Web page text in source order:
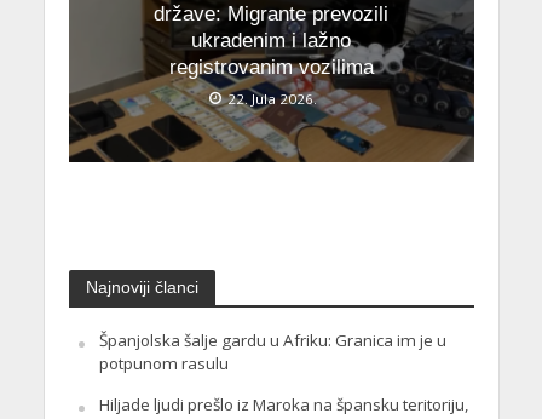
države: Migrante prevozili
ukradenim i lažno
registrovanim vozilima
22. Jula 2026.
Najnoviji članci
Španjolska šalje gardu u Afriku: Granica im je u
potpunom rasulu
Hiljade ljudi prešlo iz Maroka na špansku teritoriju,